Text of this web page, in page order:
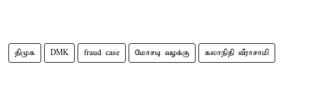
திமுக DMK fraud case மோசடி வழக்கு கலாநிதி வீராசாமி